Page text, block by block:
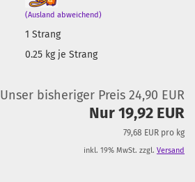
(Ausland abweichend)
1Strang
0.25 kg je Strang
Unser bisheriger Preis 24,90 EUR
Nur 19,92 EUR
79,68 EUR pro kg
inkl. 19% MwSt. zzgl. Versand